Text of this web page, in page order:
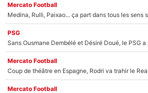
Mercato Football
PSG
Mercato Football
Mercato Football